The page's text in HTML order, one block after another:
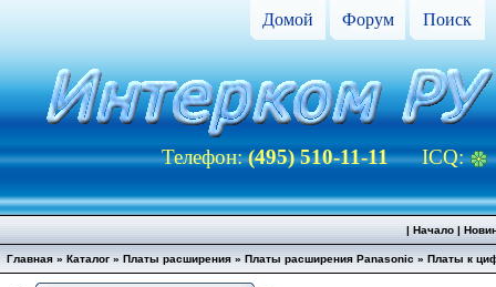
Домой Форум Поиск
Телефон:(495) 510-11-11ICQ:
| Начало|
Главная » Каталог » Платы расширения » Платы расширения Panasonic » Платы к